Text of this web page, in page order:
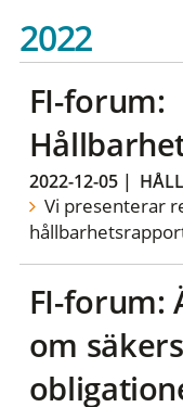
2022
FI-forum:
2022-12-05|
Vi presenterar
FI-forum:
om